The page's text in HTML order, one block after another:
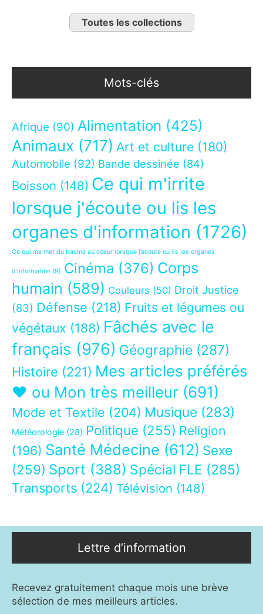
Toutes les collections
Mots-clés
Afrique (90) Alimentation (425)
Animaux (717) Art et culture (180)
Automobile (92) Bande dessinée (84)
Boisson (148) Ce qui m'irrite
lorsque j'écoute ou lis les
organes d'information (1726)
Ce qui me met du baume au coeur lorsque j’écoute ou lis les organes
d’information (9) Cinéma (376) Corps
humain (589) Couleurs (50) Droit Justice
(83) Défense (218) Fruits et légumes ou
végétaux (188) Fâchés avec le
français (976) Géographie (287)
Histoire (221) Mes articles préférés
❤ ou Mon très meilleur (691)
Mode et Textile (204) Musique (283)
Météorologie (28) Politique (255) Religion
(196) Santé Médecine (612) Sexe
(259) Sport (388) Spécial FLE (285)
Transports (224) Télévision (148)
Lettre d’information
Recevez gratuitement chaque mois une brève
sélection de mes meilleurs articles.